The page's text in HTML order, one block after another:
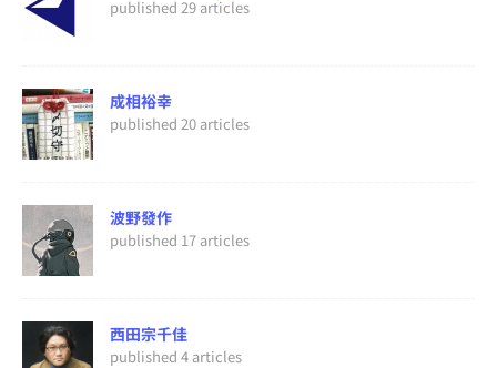
published 29 articles
成相裕幸
published 20 articles
波野發作
published 17 articles
西田宗千佳
published 4 articles